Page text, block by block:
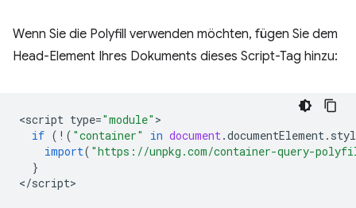
Wenn Sie die Polyfill verwenden möchten, fügen Sie dem
Head-Element Ihres Dokuments dieses Script-Tag hinzu:
<script type="module"
if ( ! ( "container" in document.documentElement.
import( "https://unpkg.com/container-query-
}
</script